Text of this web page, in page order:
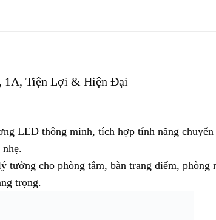
1A, Tiện Lợi & Hiện Đại
LED thông minh, tích hợp tính năng
cho phòng tắm, bàn trang điểm,
trọng.